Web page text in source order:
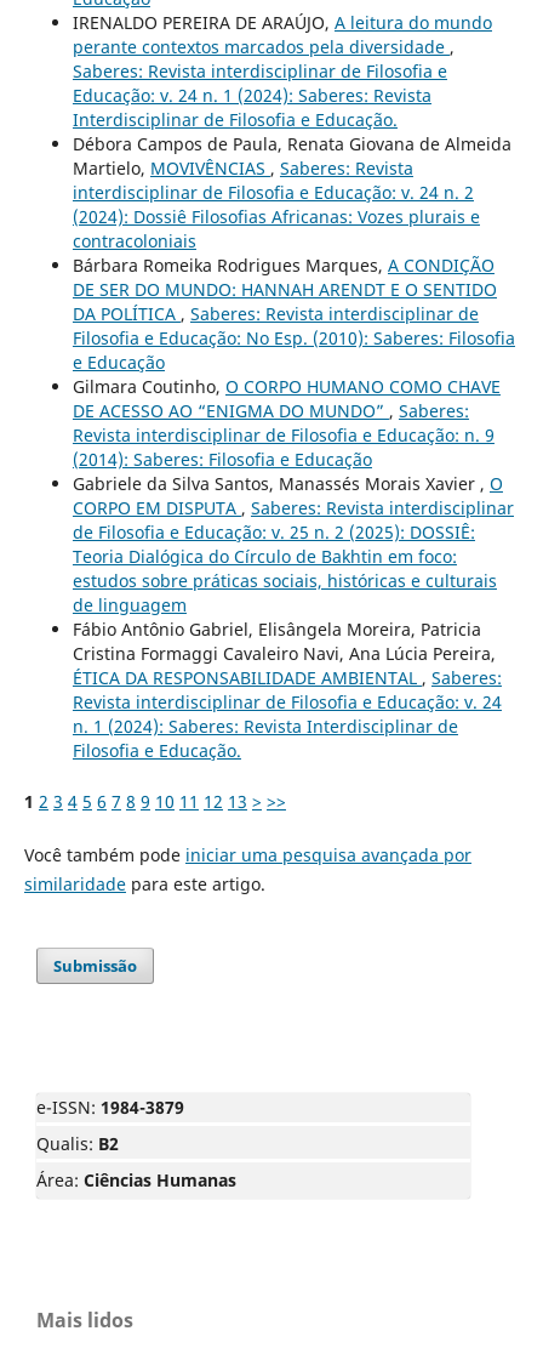
IRENALDO PEREIRA DE ARAÚJO, A leitura do mundo
perante contextos marcados pela diversidade ,
Saberes: Revista interdisciplinar de Filosofia e
Educação: v. 24 n. 1 (2024): Saberes: Revista
Interdisciplinar de Filosofia e Educação.
Débora Campos de Paula, Renata Giovana de Almeida
Martielo, MOVIVÊNCIAS , Saberes: Revista
interdisciplinar de Filosofia e Educação: v. 24 n. 2
(2024): Dossiê Filosofias Africanas: Vozes plurais e
contracoloniais
Bárbara Romeika Rodrigues Marques, A CONDIÇÃO
DE SER DO MUNDO: HANNAH ARENDT E O SENTIDO
DA POLÍTICA , Saberes: Revista interdisciplinar de
Filosofia e Educação: No Esp. (2010): Saberes: Filosofia
e Educação
Gilmara Coutinho, O CORPO HUMANO COMO CHAVE
DE ACESSO AO “ENIGMA DO MUNDO” , Saberes:
Revista interdisciplinar de Filosofia e Educação: n. 9
(2014): Saberes: Filosofia e Educação
Gabriele da Silva Santos, Manassés Morais Xavier , O
CORPO EM DISPUTA , Saberes: Revista interdisciplinar
de Filosofia e Educação: v. 25 n. 2 (2025): DOSSIÊ:
Teoria Dialógica do Círculo de Bakhtin em foco:
estudos sobre práticas sociais, históricas e culturais
de linguagem
Fábio Antônio Gabriel, Elisângela Moreira, Patricia
Cristina Formaggi Cavaleiro Navi, Ana Lúcia Pereira,
ÉTICA DA RESPONSABILIDADE AMBIENTAL , Saberes:
Revista interdisciplinar de Filosofia e Educação: v. 24
n. 1 (2024): Saberes: Revista Interdisciplinar de
Filosofia e Educação.
1 2 3 4 5 6 7 8 9 10 11 12 13 > >>
Você também pode iniciar uma pesquisa avançada por
similaridadepara este artigo.
Submissão
e-ISSN: 1984-3879
Qualis: B2
Área: Ciências Humanas
Mais lidos